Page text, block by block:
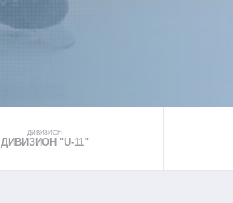
ДИВИЗИОН
ДИВИЗИОН "U-11"